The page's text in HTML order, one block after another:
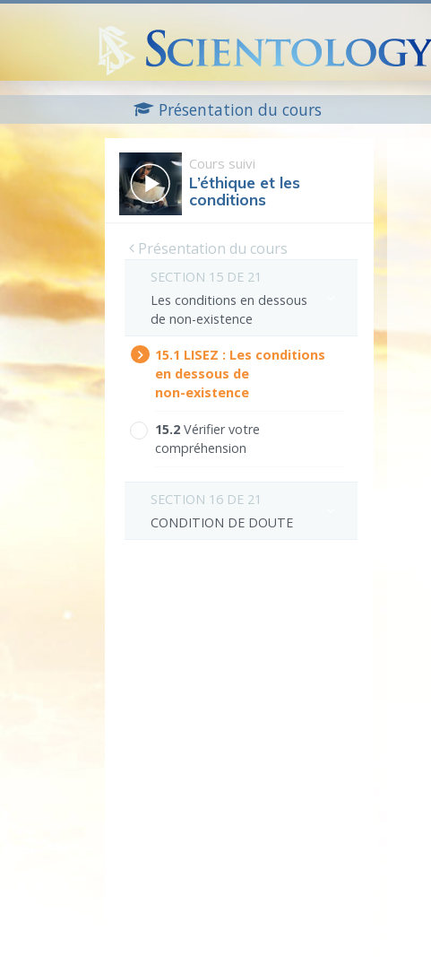
Présentation du cours
Cours suivi
L’éthique et les
conditions
Présentation du cours
SECTION 15 DE 21
Les conditions en dessous
denon-existence
15.‎1 LISEZ : Les conditions
en dessous de
non-existence
15.‎2 Vérifier votre
compréhension
SECTION 16 DE 21
CONDITION DE DOUTE